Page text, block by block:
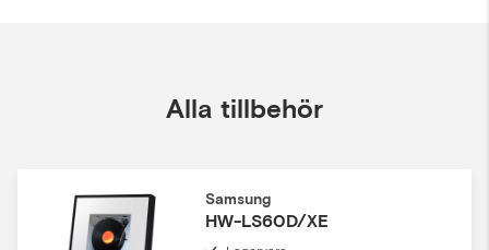
Alla tillbehör
Samsung
HW-LS60D/XE